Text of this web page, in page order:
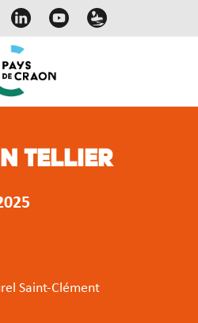
Tellier
Saint-Clément